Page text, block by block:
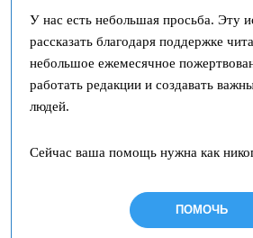
У нас есть небольшая просьба. Эту
рассказать благодаря поддержке
небольшое ежемесячное
работать редакции и создавать
людей.
Сейчас ваша помощь нужна как
ПОМОЧЬ